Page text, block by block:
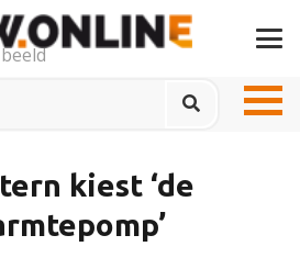
kiest ‘de